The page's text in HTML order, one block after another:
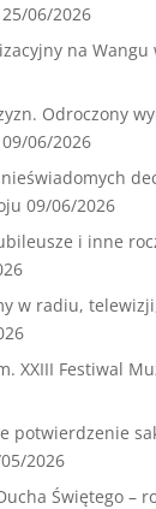
25/06/2026
na Wangu
Odroczony
09/06/2026
09/06/2026
i inne
w radiu,
XXIII Festiwal
potwierdzenie
2026
Świętego –